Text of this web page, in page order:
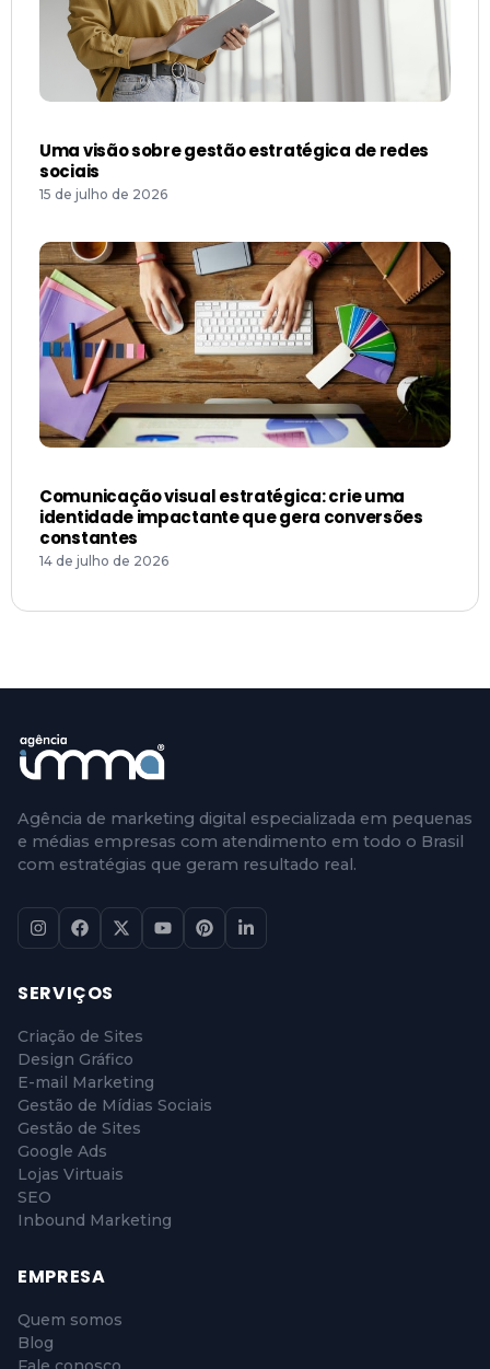
Uma visão sobre gestão estratégica de redes
sociais
15 de julho de 2026
Comunicação visual estratégica: crie uma
identidade impactante que gera conversões
constantes
14 de julho de 2026
Agência de marketing digital especializada em pequenas
e médias empresas com atendimento em todo o Brasil
com estratégias que geram resultado real.
SERVIÇOS
Criação de Sites
Design Gráfico
E-mail Marketing
Gestão de Mídias Sociais
Gestão de Sites
Google Ads
Lojas Virtuais
SEO
Inbound Marketing
EMPRESA
Quem somos
Blog